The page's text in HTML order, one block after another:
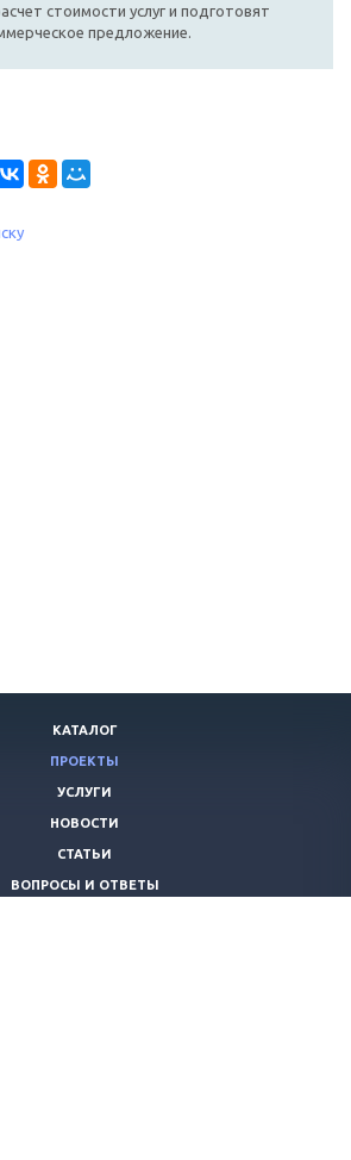
стоимости услуг и подготовят
предложение.
КАТАЛОГ
ПРОЕКТЫ
УСЛУГИ
НОВОСТИ
СТАТЬИ
ВОПРОСЫ И ОТВЕТЫ